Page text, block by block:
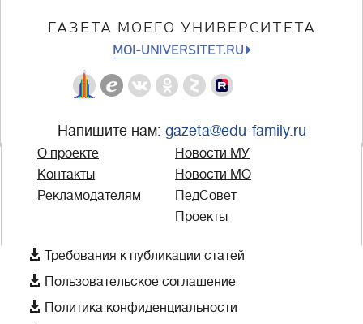
ГАЗЕТА МОЕГО УНИВЕРСИТЕТА
MOI-UNIVERSITET.RU
Напишите нам: gazeta@edu-family.ru
О проекте
Контакты
Рекламодателям
Новости МУ
Новости МО
ПедСовет
Проекты
 Требования к публикации статей
 Пользовательское соглашение
 Политика конфиденциальности